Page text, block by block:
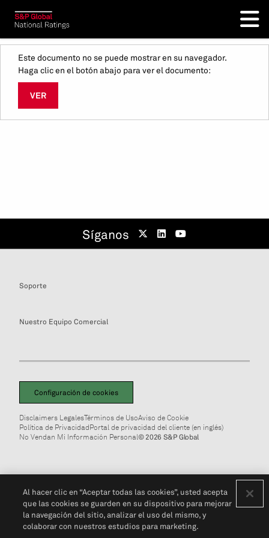
Este documento no se puede mostrar en su navegador.
Haga clic en el botón abajo para ver el documento:
VER
Síganos
Soporte
Nuestro Equipo Comercial
Configuración de cookies
Disclaimers LegalesTérminos de UsoAviso de Cookie
Política de PrivacidadPortal de privacidad del cliente (en inglés)
No Vendan Mi Información Personal© 2026 S&P Global
Al hacer clic en “Aceptar todas las cookies”, usted acepta
que las cookies se guarden en su dispositivo para mejorar
la navegación del sitio, analizar el uso del mismo, y
colaborar con nuestros estudios para marketing.